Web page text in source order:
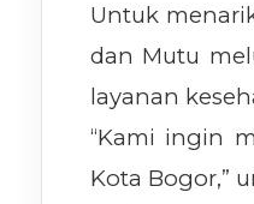
Untuk
dan Mutu
layanan
“Kami ingin
Kota Bogor,”